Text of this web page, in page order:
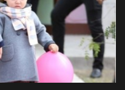
ангийн групп чат
өгдгийг зогсоож,
Улсын Ерөнхийлөгчийн